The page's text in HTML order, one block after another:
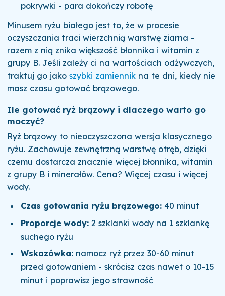
pokrywki - para dokończy robotę
Minusem ryżu białego jest to, że w procesie
oczyszczania traci wierzchnią warstwę ziarna -
razem z nią znika większość błonnika i witamin z
grupy B. Jeśli zależy ci na wartościach odżywczych,
traktuj go jako szybki zamiennikna te dni, kiedy nie
masz czasu gotować brązowego.
Ile gotować ryż brązowy i dlaczego warto go
moczyć?
Ryż brązowy to nieoczyszczona wersja klasycznego
ryżu. Zachowuje zewnętrzną warstwę otręb, dzięki
czemu dostarcza znacznie więcej błonnika, witamin
z grupy B i minerałów. Cena? Więcej czasu i więcej
wody.
Czas gotowania ryżu brązowego: 40 minut
Proporcje wody: 2 szklanki wody na 1 szklankę
suchego ryżu
Wskazówka: namocz ryż przez 30-60 minut
przed gotowaniem - skrócisz czas nawet o 10-15
minut i poprawisz jego strawność